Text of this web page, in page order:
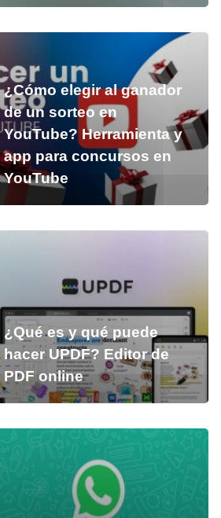
¿Cómo elegir al ganador
de un sorteo en
YouTube? Herramienta y
app para concursos en
YouTube
¿Qué es y qué puede
hacer UPDF? Editor de
PDF online